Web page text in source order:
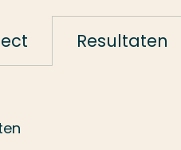
Resultaten